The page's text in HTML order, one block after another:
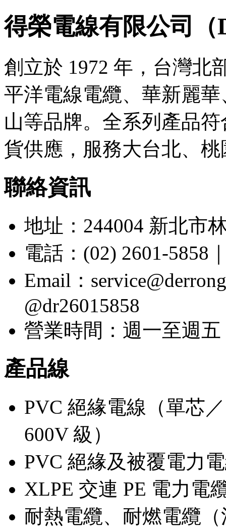
得榮電線有限公司
創立於 1972 年，台灣北
平洋電線電纜、華新麗
山等品牌。全系列產品
貨供應，服務大台北、
聯絡資訊
地址：244004 新北市
電話：(02) 2601-5858
Email：
@dr26015858
營業時間：週一至週五
產品線
PVC 絕緣電線（單芯／
600V 級）
PVC 絕緣及被覆電力
XLPE 交連 PE 電力電
耐熱電纜、耐燃電纜